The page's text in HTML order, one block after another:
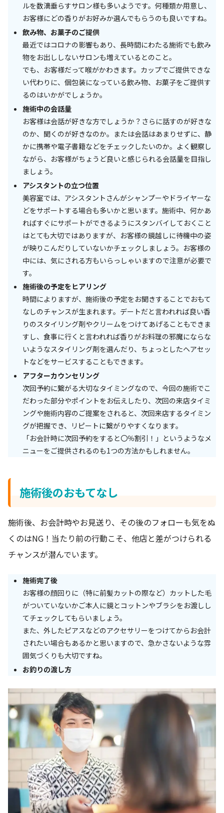
ルを数滴垂らすサロン様も多いようです。何種類か用意し、
お客様にどの香りがお好みか選んでもらうのも良いですね。
飲み物、お菓子のご提供
最近ではコロナの影響もあり、長時間にわたる施術でも飲み
物をお出ししないサロンも増えているとのこと。
でも、お客様だって喉がかわきます。カップでご提供できな
い代わりに、個包装になっている飲み物、お菓子をご提供す
るのはいかがでしょうか。
施術中の会話量
お客様は会話が好きな方でしょうか？さらに話すのが好きな
のか、聞くのが好きなのか。または会話はあまりせずに、静
かに携帯や電子書籍などをチェックしたいのか。よく観察し
ながら、お客様がちょうど良いと感じられる会話量を目指し
ましょう。
アシスタントの立つ位置
美容室では、アシスタントさんがシャンプーやドライヤーな
どをサポートする場合も多いかと思います。施術中、何かあ
ればすぐにサポートができるようにスタンバイしておくこと
はとても大切ではありますが、お客様の鏡越しに待機中の姿
が映りこんだりしていないかチェックしましょう。お客様の
中には、気にされる方もいらっしゃいますので注意が必要で
す。
施術後の予定をヒアリング
時間によりますが、施術後の予定をお聞きすることでおもて
なしのチャンスが生まれます。デートだと言われれば良い香
りのスタイリング剤やクリームをつけてあげることもできま
すし、食事に行くと言われれば香りがお料理の邪魔にならな
いようなスタイリング剤を選んだり、ちょっとしたヘアセッ
トなどをサービスすることもできます。
アフターカウンセリング
次回予約に繋がる大切なタイミングなので、今回の施術でこ
だわった部分やポイントをお伝えしたり、次回の来店タイミ
ングや施術内容のご提案をされると、次回来店するタイミン
グが把握でき、リピートに繋がりやすくなります。
「お会計時に次回予約をすると〇％割引！」というようなメ
ニューをご提供されるのも1つの方法かもしれません。
施術後のおもてなし
施術後、お会計時やお見送り、その後のフォローも気をぬ
くのはNG！当たり前の行動こそ、他店と差がつけられる
チャンスが潜んでいます。
施術完了後
お客様の顔回りに（特に前髪カットの際など）カットした毛
がついていないかご本人に鏡とコットンやブラシをお渡しし
てチェックしてもらいましょう。
また、外したピアスなどのアクセサリーをつけてからお会計
されたい場合もあるかと思いますので、急かさないような雰
囲気づくりも大切ですね。
お釣りの渡し方